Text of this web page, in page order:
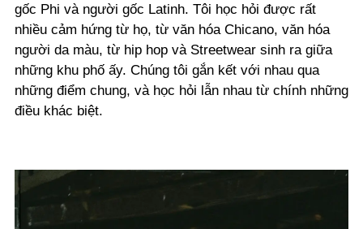
gốc Phi và người gốc Latinh. Tôi học hỏi được rất
nhiều cảm hứng từ họ, từ văn hóa Chicano, văn hóa
người da màu, từ hip hop và Streetwear sinh ra giữa
những khu phố ấy. Chúng tôi gắn kết với nhau qua
những điểm chung, và học hỏi lẫn nhau từ chính những
điều khác biệt.